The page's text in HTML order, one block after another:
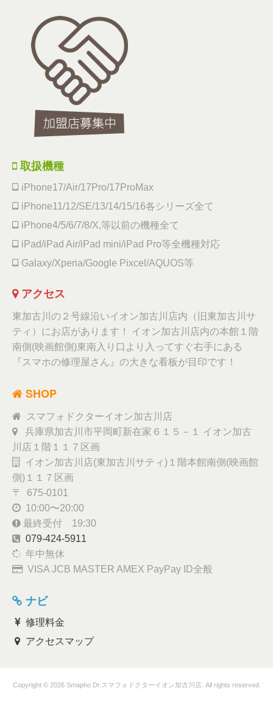
取扱機種
iPhone17/Air/17Pro/17ProMax
iPhone11/12/SE/13/14/15/16各シリーズ全て
iPhone4/5/6/7/8/X,等以前の機種全て
iPad/iPad Air/iPad mini/iPad Pro等全機種対応
Galaxy/Xperia/Google Pixcel/AQUOS等
アクセス
東加古川の２号線沿いイオン加古川店内（旧東加古川サ
ティ）にお店があります！ イオン加古川店内の本館１階
南側(映画館側)東南入り口より入ってすぐ右手にある
『スマホの修理屋さん』の大きな看板が目印です！
SHOP
スマフォドクターイオン加古川店
兵庫県加古川市平岡町新在家６１５－１ イオン加古
川店１階１１７区画
イオン加古川店(東加古川サティ)１階本館南側(映画館
側)１１７区画
〒 675-0101
10:00〜20:00
最終受付 19:30
079-424-5911
年中無休
VISA JCB MASTER AMEX PayPay ID全般
ナビ
修理料金
アクセスマップ
Copyright © 2026 Smapho Dr.スマフォドクターイオン加古川店. All rights reserved.